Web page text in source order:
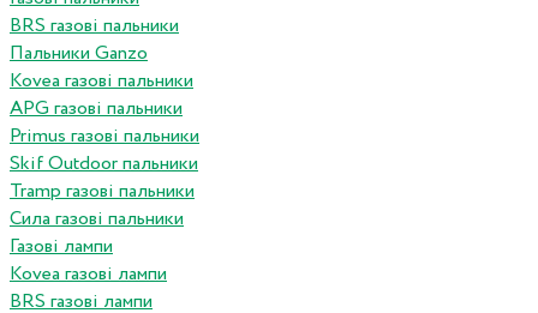
BRS газові пальники
Пальники Ganzo
Kovea газові пальники
APG газові пальники
Primus газові пальники
Skif Outdoor пальники
Tramp газові пальники
Сила газові пальники
Газові лампи
Kovea газові лампи
BRS газові лампи